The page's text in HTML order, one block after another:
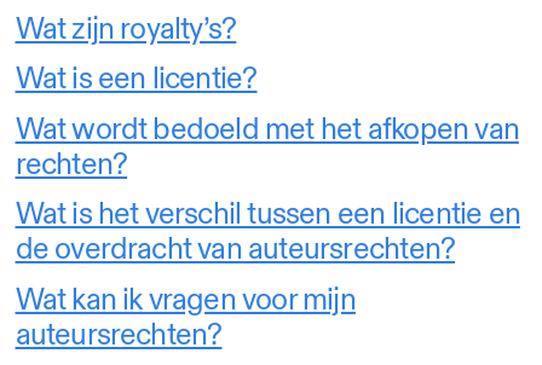
Wat zijn royalty’s?
Wat is een licentie?
Wat wordt bedoeld met het afkopen van
rechten?
Wat is het verschil tussen een licentie en
de overdracht van auteursrechten?
Wat kan ik vragen voor mijn
auteursrechten?